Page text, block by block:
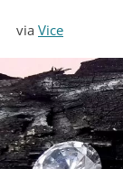
via Vice